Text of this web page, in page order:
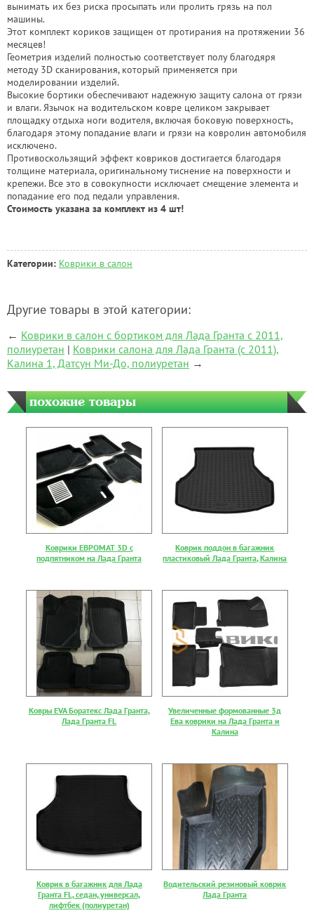
вынимать их без риска просыпать или пролить грязь на пол
машины.
Этот комплект кориков защищен от протирания на протяжении 36
месяцев!
Геометрия изделий полностью соответствует полу благодяря
методу 3D сканирования, который применяется при
моделировании изделий.
Высокие бортики обеспечивают надежную защиту салона от грязи
и влаги. Язычок на водительском ковре целиком закрывает
площадку отдыха ноги водителя, включая боковую поверхность,
благодаря этому попадание влаги и грязи на ковролин автомобиля
исключено.
Противоскользящий эффект ковриков достигается благодаря
толщине материала, оригинальному тиснение на поверхности и
крепежи. Все это в совокупности исключает смещение элемента и
попадание его под педали управления.
Стоимость указана за комплект из 4 шт!
Категории: Коврики в салон
Другие товары в этой категории:
← Коврики в салон с бортиком для Лада Гранта с 2011,
полиуретан | Коврики салона для Лада Гранта (с 2011),
Калина 1, Датсун Ми-До, полиуретан →
похожие товары
Коврики ЕВРОМАТ 3D с
подпятником на Лада Гранта
Коврик поддон в багажник
пластиковый Лада Гранта, Калина
Ковры EVA Боратекс Лада Гранта,
Лада Гранта FL
Увеличенные формованные 3д
Ева коврики на Лада Гранта и
Калина
Коврик в багажник для Лада
Гранта FL, седан, универсал,
лифтбек (полиуретан)
Водительский резиновый коврик
Лада Гранта